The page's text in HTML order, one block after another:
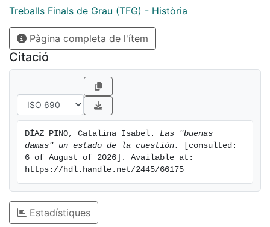
Treballs Finals de Grau (TFG) - Història
Pàgina completa de l'ítem
Citació
DÍAZ PINO, Catalina Isabel. Las "buenas
damas" un estado de la cuestión.
[consulted:
6 of August of 2026]. Available at:
https://hdl.handle.net/2445/66175
Estadístiques